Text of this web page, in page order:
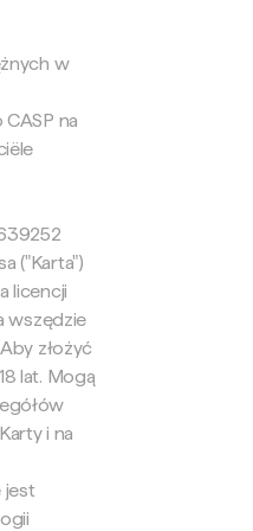
w
na
("Karta")
licencji
wszędzie
złożyć
lat. Mogą
i na
jest